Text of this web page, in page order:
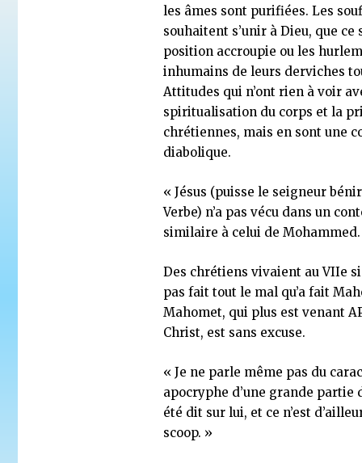
les âmes sont purifiées. Les
souhaitent s’unir à Dieu, que ce
position accroupie ou les
inhumains de leurs derviches
Attitudes qui n’ont rien à voir
spiritualisation du corps et la
chrétiennes, mais en sont une
diabolique.
« Jésus (puisse le seigneur
Verbe) n’a pas vécu dans un
similaire à celui de
Des chrétiens vivaient au VIIe
pas fait tout le mal qu’a fait
Mahomet, qui plus est venant
Christ, est sans excuse.
« Je ne parle même pas du
apocryphe d’une grande partie
été dit sur lui, et ce n’est
scoop. »